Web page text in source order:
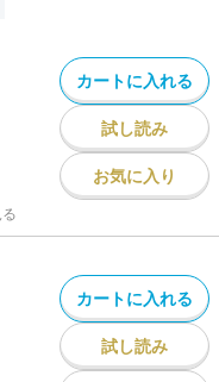
カートに入れる
試し読み
お気に入り
カートに入れる
試し読み